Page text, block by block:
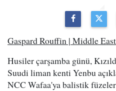
Gaspard Rouffin | Middle
Husiler çarşamba günü,
Suudi liman kenti Yenbu
NCC Wafaa'ya balistik